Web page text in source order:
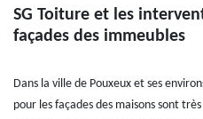
SG Toiture et les
façades des immeubles
Dans la ville de Pouxeux et ses
pour les façades des maisons sont